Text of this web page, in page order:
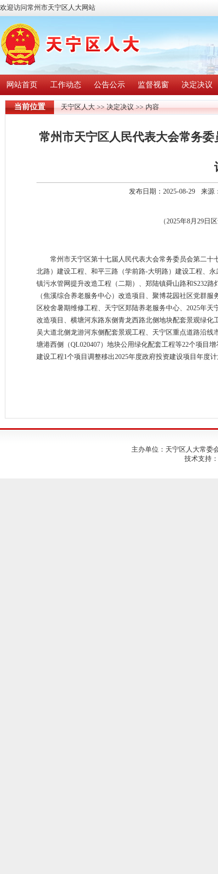
欢迎访问常州市天宁区人大网站
网站首页 工作动态 公告公示 监督视窗 决定决议
当前位置 天宁区人大>>决定决议>> 内容
常州市天宁区人民代表大会常务
发布日期：2025-08-29 来源
（2025年8月29日
常州市天宁区第十七届人民代表大会常务委员会第二
北路）建设工程、和平三路（学前路-大明路）建设工程、
镇污水管网提升改造工程（二期）、郑陆镇舜山路和S232
（焦溪综合养老服务中心）改造项目、聚博花园社区党群
区校舍暑期维修工程、天宁区郑陆养老服务中心、2025年
改造项目、横塘河东路东侧青龙西路北侧地块配套景观绿化
吴大道北侧龙游河东侧配套景观工程、天宁区重点道路沿
塘港西侧（QL020407）地块公用绿化配套工程等22个项目
建设工程1个项目调整移出2025年度政府投资建设项目年度
主办单位：天宁区人大常委
技术支持